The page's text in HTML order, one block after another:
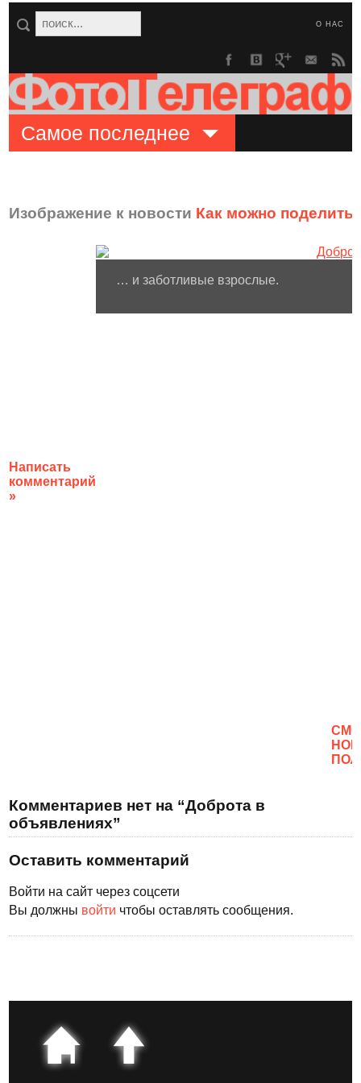
О НАС
Самое последнее
Изображение к новости Как можно
Написать
комментарий
»
… и заботливые взрослые.
Комментариев нет на “Доброта в
объявлениях”
Оставить комментарий
Войти на сайт через соцсети
Вы должны войти чтобы оставлять сообщения.